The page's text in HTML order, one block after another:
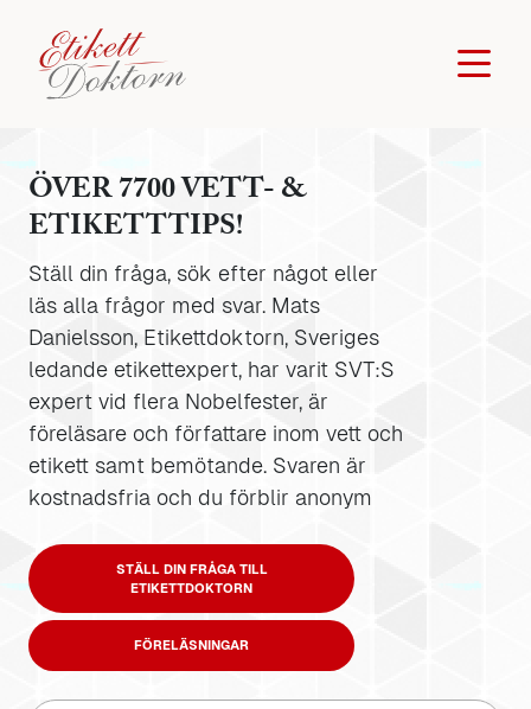
ÖVER 7700 VETT- &
ETIKETTTIPS!
Ställ din fråga, sök efter något eller
läs alla frågor med svar. Mats
Danielsson, Etikettdoktorn, Sveriges
ledande etikettexpert, har varit SVT:S
expert vid flera Nobelfester, är
föreläsare och författare inom vett och
etikett samt bemötande. Svaren är
kostnadsfria och du förblir anonym
STÄLL DIN FRÅGA TILL
ETIKETTDOKTORN
FÖRELÄSNINGAR